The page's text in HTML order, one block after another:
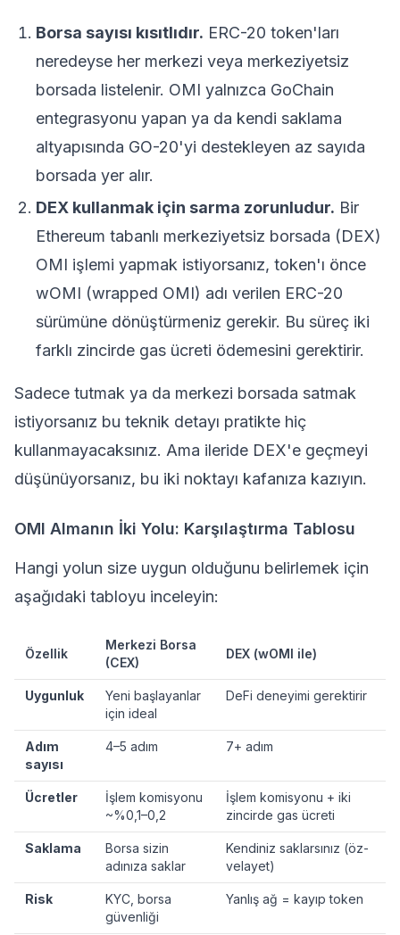
Borsa sayısı kısıtlıdır. ERC-20 token'ları
neredeyse her merkezi veya merkeziyetsiz
borsada listelenir. OMI yalnızca GoChain
entegrasyonu yapan ya da kendi saklama
altyapısında GO-20'yi destekleyen az sayıda
borsada yer alır.
DEX kullanmak için sarma zorunludur. Bir
Ethereum tabanlı merkeziyetsiz borsada (DEX)
OMI işlemi yapmak istiyorsanız, token'ı önce
wOMI (wrapped OMI) adı verilen ERC-20
sürümüne dönüştürmeniz gerekir. Bu süreç iki
farklı zincirde gas ücreti ödemesini gerektirir.
Sadece tutmak ya da merkezi borsada satmak
istiyorsanız bu teknik detayı pratikte hiç
kullanmayacaksınız. Ama ileride DEX'e geçmeyi
düşünüyorsanız, bu iki noktayı kafanıza kazıyın.
OMI Almanın İki Yolu: Karşılaştırma Tablosu
Hangi yolun size uygun olduğunu belirlemek için
aşağıdaki tabloyu inceleyin:
Özellik
Merkezi Borsa
(CEX)
DEX (wOMI ile)
Uygunluk
Yeni başlayanlar
için ideal
DeFi deneyimi gerektirir
Adım
sayısı
4–5 adım 7+ adım
Ücretler
İşlem komisyonu
~%0,1–0,2
İşlem komisyonu + iki
zincirde gas ücreti
Saklama
Borsa sizin
adınıza saklar
Kendiniz saklarsınız (öz-
velayet)
Risk
KYC, borsa
güvenliği
Yanlış ağ = kayıp token